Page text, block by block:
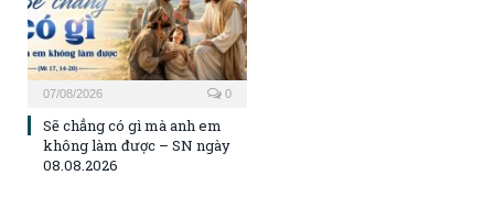
07/08/2026 0
Sẽ chẳng có gì mà anh em
không làm được – SN ngày
08.08.2026